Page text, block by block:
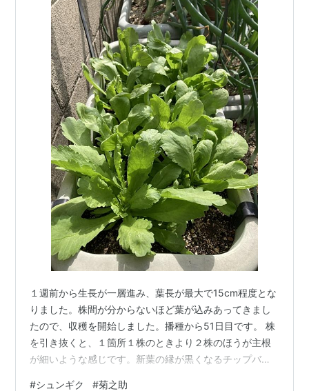
１週前から生長が一層進み、葉長が最大で15cm程度とな
りました。株間が分からないほど葉が込みあってきまし
たので、収穫を開始しました。播種から51日目です。 株
を引き抜くと、１箇所１株のときより２株のほうが主根
が細いような感じです。新葉の縁が黒くなるチップバー
#シュンギク #菊之助